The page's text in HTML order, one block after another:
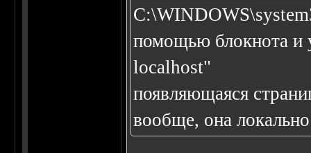
помощью блокнота и
localhost"
появляющаяся
вообще, она